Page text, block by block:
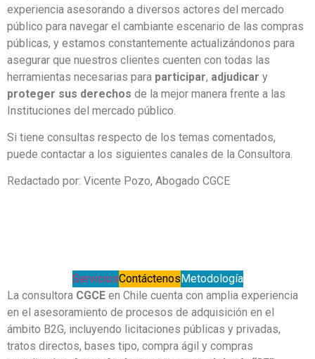
experiencia asesorando a diversos actores del mercado
público para navegar el cambiante escenario de las compras
públicas, y estamos constantemente actualizándonos para
asegurar que nuestros clientes cuenten con todas las
herramientas necesarias para participar, adjudicar y
proteger sus derechos de la mejor manera frente a las
Instituciones del mercado público.
Si tiene consultas respecto de los temas comentados,
puede contactar a los siguientes canales de la Consultora.
Redactado por: Vicente Pozo, Abogado CGCE
ServiciosContáctenosMetodología
La consultora CGCE en Chile cuenta con amplia experiencia
en el asesoramiento de procesos de adquisición en el
ámbito B2G, incluyendo licitaciones públicas y privadas,
tratos directos, bases tipo, compra ágil y compras